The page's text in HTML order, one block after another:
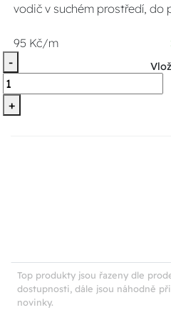
vodič v suchém prostředí, do
95 Kč/m
-
+
Top produkty jsou řazeny dle
dostupnosti, dále jsou náhodně
novinky.